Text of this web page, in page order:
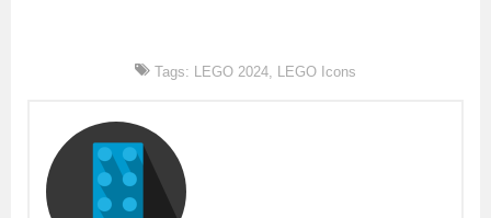
Tags: LEGO 2024 LEGO Icons